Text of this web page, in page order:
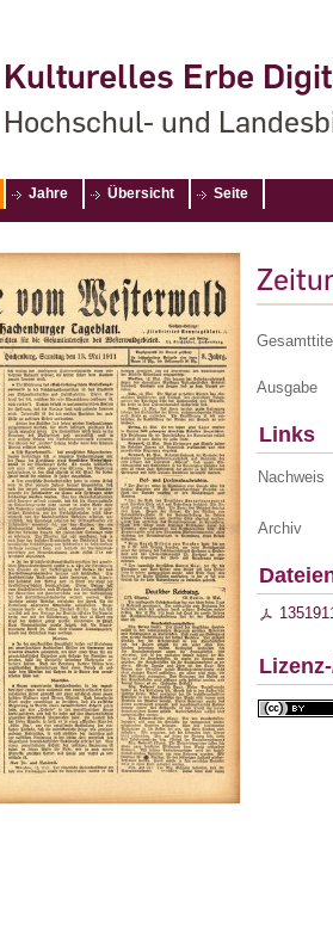
Kulturelles Erbe
Hochschul- und
Jahre Übersicht Seite
Gesamttitel
Ausgabe
Links
Nachweis
Archiv